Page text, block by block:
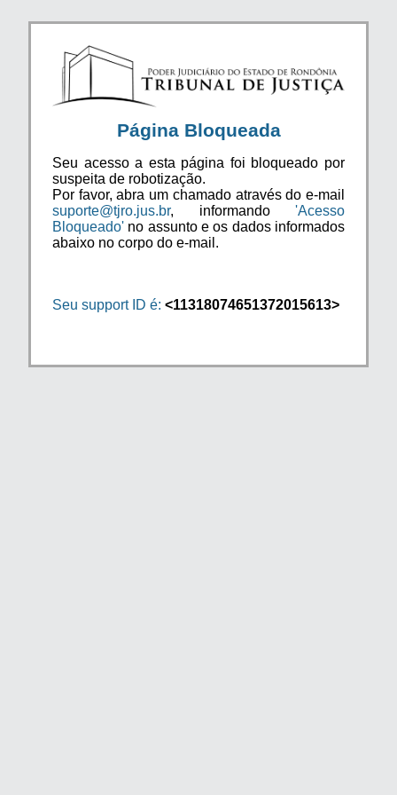
Página Bloqueada
Seu acesso a esta página foi bloqueado por
suspeita de robotização.
Por favor, abra um chamado através do e-mail
suporte@tjro.jus.br, informando 'Acesso
Bloqueado' no assunto e os dados informados
abaixo no corpo do e-mail.
Seu support ID é: <11318074651372015613>